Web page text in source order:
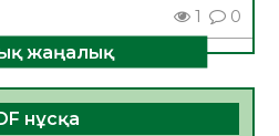
1 0
бағдарламасы арқылы
жаңалық
нұсқа